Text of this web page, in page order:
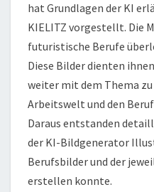
hat Grundlagen der KI
KIELITZ vorgestellt. Die
futuristische Berufe
Diese Bilder dienten
weiter mit dem Thema
Arbeitswelt und den
Daraus entstanden
der KI-Bildgenerator
Berufsbilder und der
erstellen konnte.